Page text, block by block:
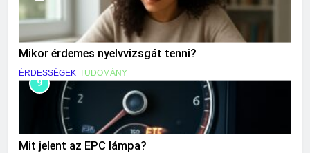
Mikor érdemes nyelvvizsgát tenni?
ÉRDESSÉGEK TUDOMÁNY
9
Mit jelent az EPC lámpa?